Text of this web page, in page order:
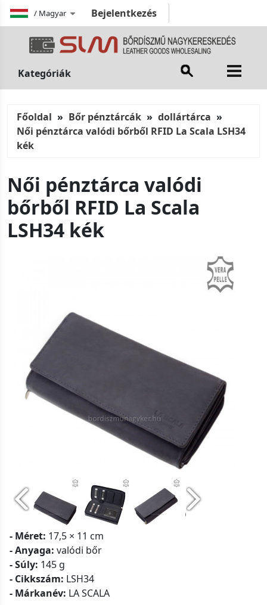
/ Magyar Bejelentkezés
Kategóriák
Főoldal Bőr pénztárcák
dollártárca
Női pénztárca valódi bőrből RFID La Scala LSH34
kék
Női pénztárca valódi
bőrből RFID La Scala
LSH34 kék
- Méret: 17,5 × 11 cm
- Anyaga: valódi bőr
- Súly: 145 g
- Cikkszám: LSH34
- Márkanév: LA SCALA